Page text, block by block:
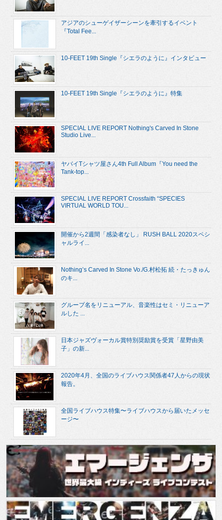
アジアのシューゲイザーシーンを牽引するイベント
『Total Fee...
10-FEET 19th Single『シエラのように』インタビュー
10-FEET 19th Single『シエラのように』特集
SPECIAL LIVE REPORT Nothing's Carved In Stone
Studio Live...
ヤバイTシャツ屋さん4th Full Album『You need the
Tank-top...
SPECIAL LIVE REPORT Crossfaith “SPECIES
VIRTUAL WORLD TOU...
開催から2週間「感染者なし」 RUSH BALL 2020スペシ
ャルライ...
Nothing’s Carved In Stone Vo./G.村松拓 続・たっきゅん
のキ...
グループ名をリニューアル、音楽性はセミ・リニューア
ルした ...
日本ジャズヴォーカル賞特別奨励賞を受賞「星野由美
子」の新...
2020年4月、全国のライブハウス関係者47人からの現状
報告。
全国ライブハウス特集〜ライブハウスから届いたメッセ
ージ〜